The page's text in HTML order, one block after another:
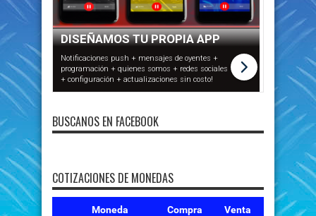
BUSCANOS EN FACEBOOK
COTIZACIONES DE MONEDAS
Moneda Compra Venta